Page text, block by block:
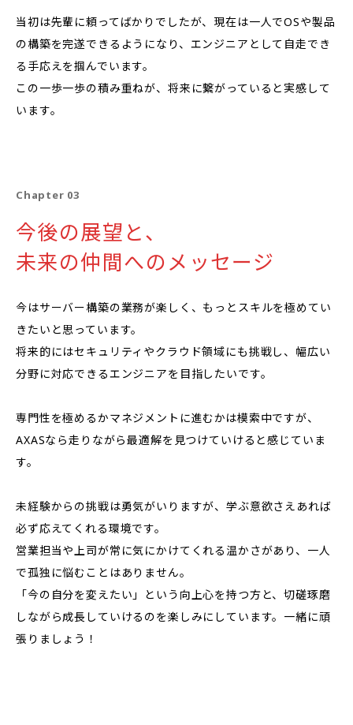
当初は先輩に頼ってばかりでしたが、現在は一人でOSや製品
の構築を完遂できるようになり、エンジニアとして自走でき
る手応えを掴んでいます。
この一歩一歩の積み重ねが、将来に繋がっていると実感して
います。
Chapter 03
今後の展望と、
未来の仲間へのメッセージ
今はサーバー構築の業務が楽しく、もっとスキルを極めてい
きたいと思っています。
将来的にはセキュリティやクラウド領域にも挑戦し、幅広い
分野に対応できるエンジニアを目指したいです。
専門性を極めるかマネジメントに進むかは模索中ですが、
AXASなら走りながら最適解を見つけていけると感じていま
す。
未経験からの挑戦は勇気がいりますが、学ぶ意欲さえあれば
必ず応えてくれる環境です。
営業担当や上司が常に気にかけてくれる温かさがあり、一人
で孤独に悩むことはありません。
「今の自分を変えたい」という向上心を持つ方と、切磋琢磨
しながら成長していけるのを楽しみにしています。一緒に頑
張りましょう！